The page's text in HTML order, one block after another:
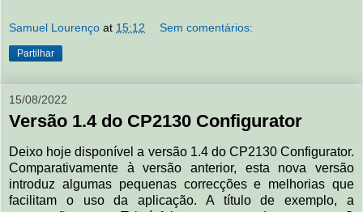
Samuel Lourenço at 15:12 Sem comentários:
Partilhar
15/08/2022
Versão 1.4 do CP2130 Configurator
Deixo hoje disponível a versão 1.4 do CP2130 Configurator.
Comparativamente à versão anterior, esta nova versão
introduz algumas pequenas correcções e melhorias que
facilitam o uso da aplicação. A título de exemplo, a